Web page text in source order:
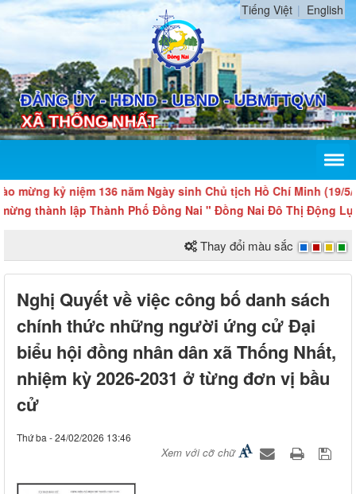
Tiếng Việt English
mừng kỷ niệm 136 năm Ngày sinh Chủ tịch Hồ Chí Minh (19/5/
thành lập Thành Phố Đồng Nai " Đồng Nai Đô Thị Động Lực
Thay đổi màu sắc
Nghị Quyết về việc công bố danh sách
chính thức những người ứng cử Đại
biểu hội đồng nhân dân xã Thống Nhất,
nhiệm kỳ 2026-2031 ở từng đơn vị bầu
cử
Thứ ba - 24/02/2026 13:46
Xem với cỡ chữ